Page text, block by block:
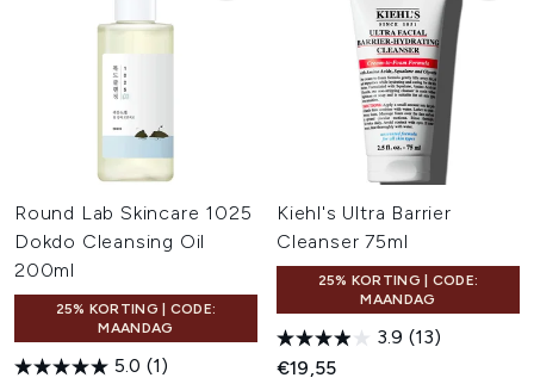
Round Lab Skincare 1025
Dokdo Cleansing Oil
200ml
25% KORTING | CODE:
MAANDAG
5.0 (1)
Kiehl's Ultra Barrier
Cleanser 75ml
25% KORTING | CODE:
MAANDAG
3.9 (13)
€19,55